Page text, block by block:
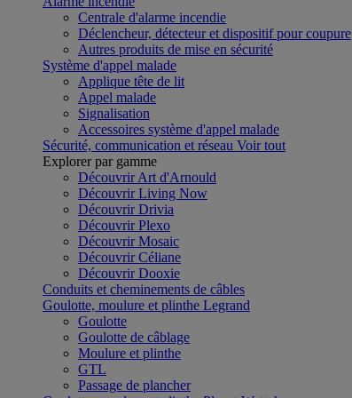
Centrale d'alarme incendie
Déclencheur, détecteur et dispositif pour coupure
Autres produits de mise en sécurité
Système d'appel malade
Applique tête de lit
Appel malade
Signalisation
Accessoires système d'appel malade
Sécurité, communication et réseau Voir tout
Explorer par gamme
Découvrir Art d'Arnould
Découvrir Living Now
Découvrir Drivia
Découvrir Plexo
Découvrir Mosaic
Découvrir Céliane
Découvrir Dooxie
Conduits et cheminements de câbles
Goulotte, moulure et plinthe Legrand
Goulotte
Goulotte de câblage
Moulure et plinthe
GTL
Passage de plancher